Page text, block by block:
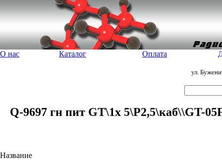
О нас Каталог Оплата
ул.
Q-9697 гн пит GT\1x 5\P2,5\каб\\GT-
Название